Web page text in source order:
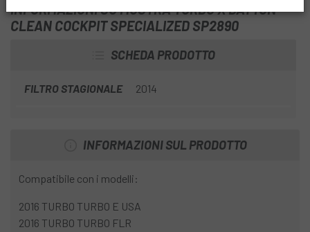
INFORMAZIONI SU MOSTRA TURBO X DAYTON
CLEAN COCKPIT SPECIALIZED SP2890
SCHEDA PRODOTTO
FILTRO STAGIONALE 2014
INFORMAZIONI SUL PRODOTTO
Compatibile con i modelli:
2016 TURBO TURBO E USA
2016 TURBO TURBO FLR